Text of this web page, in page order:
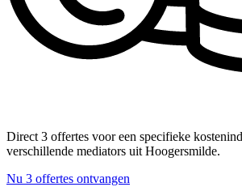
Direct 3 offertes voor een specifieke
verschillende mediators uit Hoogersmilde.
Nu 3 offertes ontvangen